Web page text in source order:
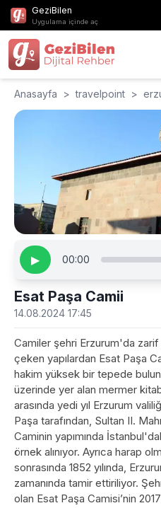
GeziBilen
Uygulama içinde aç
Anasayfa > travelpoint >
▶ 00:00
Esat Paşa Camii
14.08.2024 17:45
Camiler şehri Erzurum'da
çeken yapılardan Esat Paşa
hakim yüksek bir tepede
üzerinde yer alan mermer
arasında yedi yıl Erzurum
Paşa tarafından, Sultan II.
Caminin yapımında
örnek alınıyor. Ayrıca harap
sonrasında 1852 yılında,
zamanında tamir ettiriliyor.
olan Esat Paşa Camisi’nin